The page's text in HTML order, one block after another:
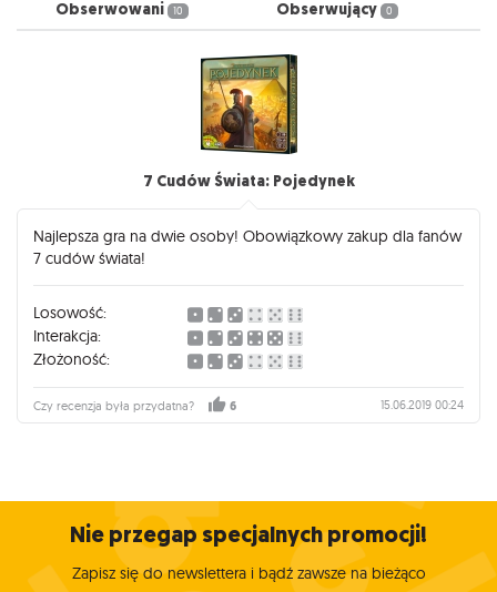
Obserwowani 10 Obserwujący 0
7 Cudów Świata: Pojedynek
Najlepsza gra na dwie osoby! Obowiązkowy zakup dla fanów
7 cudów świata!
Losowość:
Interakcja:
Złożoność:
Czy recenzja była przydatna? 6 15.06.2019 00:24
Nie przegap specjalnych promocji!
Zapisz się do newslettera i bądź zawsze na bieżąco